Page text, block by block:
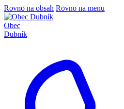
Rovno na obsah Rovno na menu
Obec
Dubník